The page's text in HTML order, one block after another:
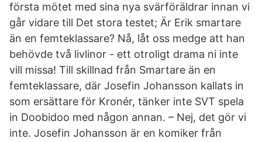
första mötet med sina nya svärföräldrar innan vi
går vidare till Det stora testet; Är Erik smartare
än en femteklassare? Nå, låt oss medge att han
behövde två livlinor - ett otroligt drama ni inte
vill missa! Till skillnad från Smartare än en
femteklassare, där Josefin Johansson kallats in
som ersättare för Kronér, tänker inte SVT spela
in Doobidoo med någon annan. – Nej, det gör vi
inte. Josefin Johansson är en komiker från